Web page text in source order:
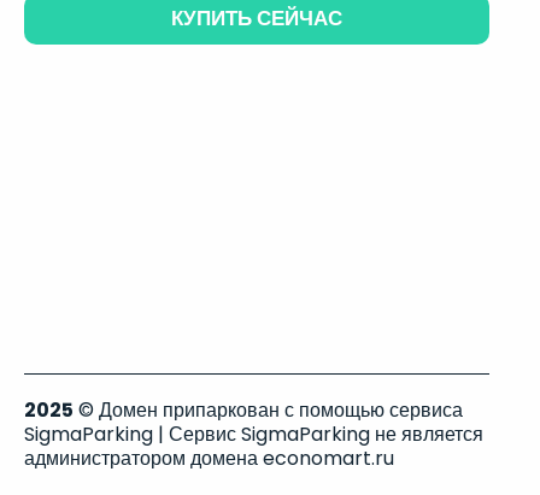
КУПИТЬ СЕЙЧАС
2025 © Домен припаркован с помощью сервиса
SigmaParking | Сервис SigmaParking не является
администратором домена economart.ru